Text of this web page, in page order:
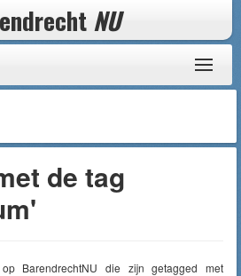
NU
de tag
BarendrechtNU die zijn getagged met